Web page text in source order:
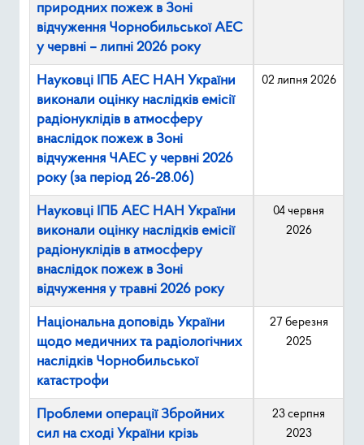
природних пожеж в Зоні
відчуження Чорнобильської АЕС
у червні – липні 2026 року
Науковці ІПБ АЕС НАН України
виконали оцінку наслідків емісії
радіонуклідів в атмосферу
внаслідок пожеж в Зоні
відчуження ЧАЕС у червні 2026
року (за період 26-28.06)
02 липня 2026
Науковці ІПБ АЕС НАН України
виконали оцінку наслідків емісії
радіонуклідів в атмосферу
внаслідок пожеж в Зоні
відчуження у травні 2026 року
04 червня
2026
Національна доповідь України
щодо медичних та радіологічних
наслідків Чорнобильської
катастрофи
27 березня
2025
Проблеми операції Збройних
сил на сході України крізь
23 серпня
2023